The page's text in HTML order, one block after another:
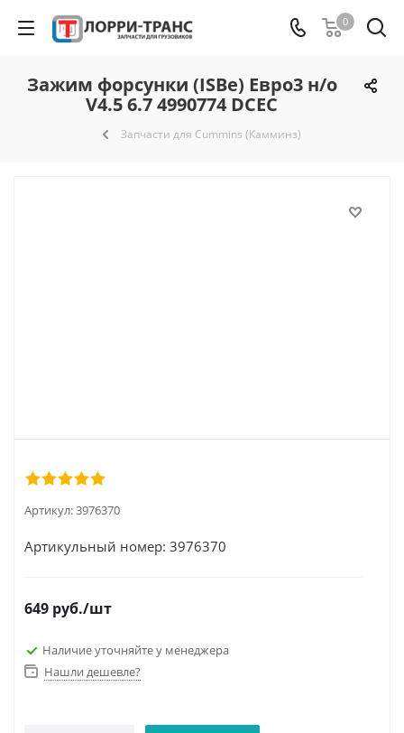
0
Зажим форсунки (ISBe) Евро3 н/о
V4.5 6.7 4990774 DCEC
Запчасти для Cummins (Камминз)
Артикул:3976370
Артикульный номер: 3976370
649 руб./шт
Наличие уточняйте у менеджера
Нашли дешевле?